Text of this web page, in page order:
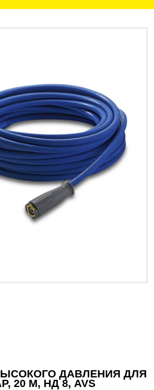
ДАВЛЕНИЯ ДЛЯ
20 М, НД 8, AVS